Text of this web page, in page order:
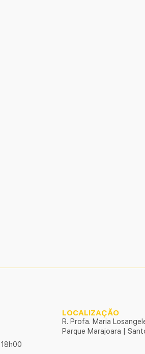
LOCALIZAÇÃO
R. Profa. Maria
Parque Marajoara |